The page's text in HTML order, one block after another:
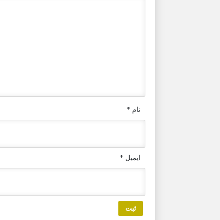
نام *
ایمیل *